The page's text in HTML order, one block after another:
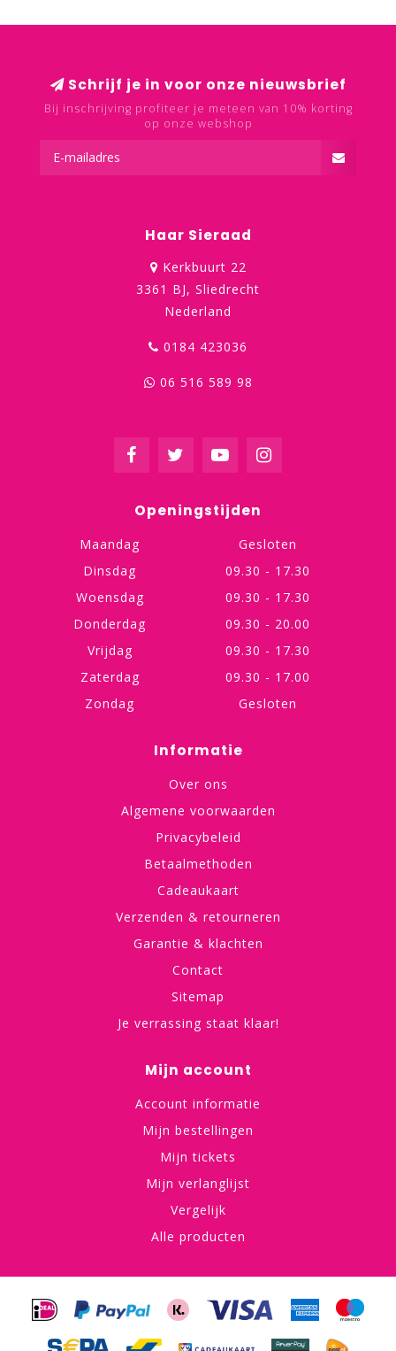
Schrijf je in voor onze nieuwsbrief
Bij inschrijving profiteer je meteen van 10% korting
op onze webshop
Haar Sieraad
Kerkbuurt 22
3361 BJ, Sliedrecht
Nederland
0184 423036
06 516 589 98
Openingstijden
Maandag
Gesloten
Dinsdag
09.30 - 17.30
Woensdag
09.30 - 17.30
Donderdag
09.30 - 20.00
Vrijdag
09.30 - 17.30
Zaterdag
09.30 - 17.00
Zondag
Gesloten
Informatie
Over ons
Algemene voorwaarden
Privacybeleid
Betaalmethoden
Cadeaukaart
Verzenden & retourneren
Garantie & klachten
Contact
Sitemap
Je verrassing staat klaar!
Mijn account
Account informatie
Mijn bestellingen
Mijn tickets
Mijn verlanglijst
Vergelijk
Alle producten